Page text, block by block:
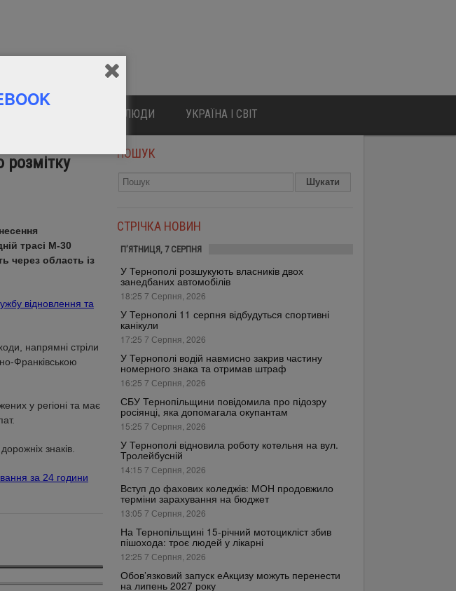
ВІДОМІ ЛЮДИ УКРАЇНА І СВІТ
трасі М-30
через область із
відновлення та
напрямні стріли
Франківською
у регіоні та має
знаків.
за 24 години
ПОШУК
СТРІЧКА НОВИН
П’ЯТНИЦЯ, 7 СЕРПНЯ
У Тернополі розшукують власників двох
занедбаних автомобілів
18:25 7 Серпня, 2026
У Тернополі 11 серпня відбудуться спортивні
канікули
17:25 7 Серпня, 2026
У Тернополі водій навмисно закрив частину
номерного знака та отримав штраф
16:25 7 Серпня, 2026
СБУ Тернопільщини повідомила про підозру
росіянці, яка допомагала окупантам
15:25 7 Серпня, 2026
У Тернополі відновила роботу котельня на вул.
Тролейбусній
14:15 7 Серпня, 2026
Вступ до фахових коледжів: МОН продовжило
терміни зарахування на бюджет
13:05 7 Серпня, 2026
На Тернопільщині 15-річний мотоцикліст збив
пішохода: троє людей у лікарні
12:25 7 Серпня, 2026
Обов’язковий запуск еАкцизу можуть перенести
на липень 2027 року